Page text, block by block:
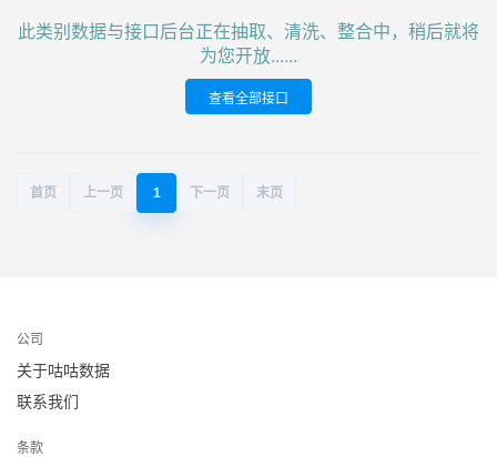
此类别数据与接口后台正在抽取、清洗、整合中，稍后就将
为您开放......
查看全部接口
首页 上一页 1 下一页 末页
公司
关于咕咕数据
联系我们
条款